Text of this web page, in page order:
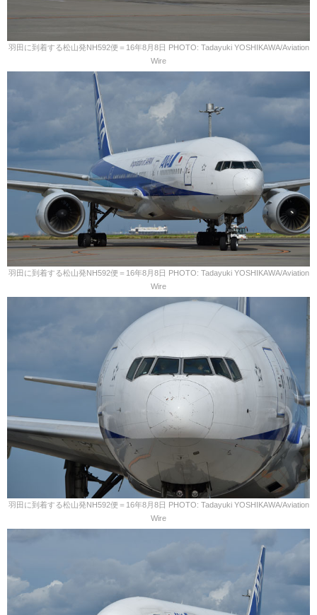
羽田に到着する松山発NH592便＝16年8月8日 PHOTO: Tadayuki YOSHIKAWA/Aviation
Wire
羽田に到着する松山発NH592便＝16年8月8日 PHOTO: Tadayuki YOSHIKAWA/Aviation
Wire
羽田に到着する松山発NH592便＝16年8月8日 PHOTO: Tadayuki YOSHIKAWA/Aviation
Wire